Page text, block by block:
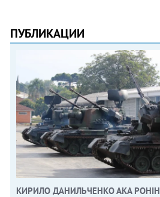
ПУБЛИКАЦИИ
КИРИЛО ДАНИЛЬЧЕНКО АКА РОНІН